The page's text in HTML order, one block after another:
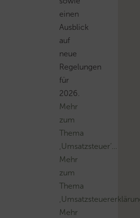
einen
Ausblick
auf
neue
Regelungen
für
2026.
Mehr
zum
Thema
‚Umsatzsteuer’…
Mehr
zum
Thema
Mehr